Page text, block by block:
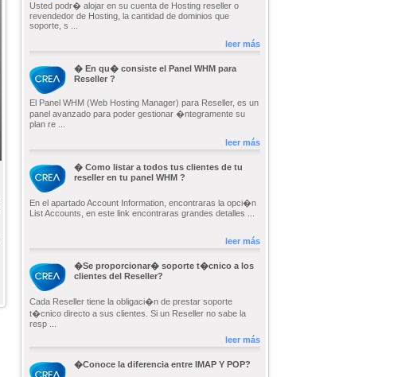
Usted podr� alojar en su cuenta de Hosting reseller o
revendedor de Hosting, la cantidad de dominios que
soporte, s ...
leer más
� En qu� consiste el Panel WHM para
Reseller ?
El Panel WHM (Web Hosting Manager) para Reseller, es un
panel avanzado para poder gestionar �ntegramente su
plan re ...
leer más
� Como listar a todos tus clientes de tu
reseller en tu panel WHM ?
En el apartado Account Information, encontraras la opci�n
List Accounts, en este link encontraras grandes detalles ...
leer más
�Se proporcionar� soporte t�cnico a los
clientes del Reseller?
Cada Reseller tiene la obligaci�n de prestar soporte
t�cnico directo a sus clientes. Si un Reseller no sabe la
resp ...
leer más
�Conoce la diferencia entre IMAP Y POP?